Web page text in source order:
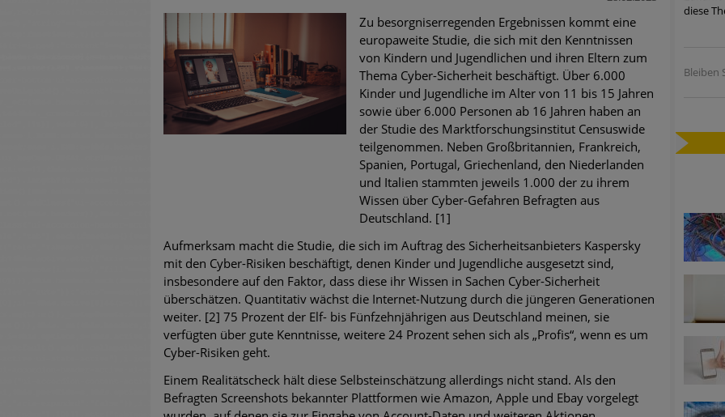
unterschätzen
Weiterentwicklung der HTTP-basierten Cyberangriffe lässt Experten vor
warnen
Phishing-Trend: Führungskräfte im Visier. Was hilft gegen Harpoon
Aktuelle Phishing-Kampagnen mit großen Markennamen – Amazon hat
Fake-Unternehmensprofile auf LinkedIn: Unternehmen und Nutzer im
Cyber Experience Center in Augsburg
Zu besorgniserregenden Ergebnissen kommt eine
europaweite Studie, die sich mit den Kenntnissen
von Kindern und Jugendlichen und ihren Eltern zum
Thema Cyber-Sicherheit beschäftigt. Über 6.000
Kinder und Jugendliche im Alter von 11 bis 15 Jahren
sowie über 6.000 Personen ab 16 Jahren haben an
der Studie des Marktforschungsinstitut Censuswide
teilgenommen. Neben Großbritannien, Frankreich,
Spanien, Portugal, Griechenland, den Niederlanden
und Italien stammten jeweils 1.000 der zu ihrem
Wissen über Cyber-Gefahren Befragten aus
Deutschland. [1]
Aufmerksam macht die Studie, die sich im Auftrag des Sicherheitsanbieters Kaspersky
mit den Cyber-Risiken beschäftigt, denen Kinder und Jugendliche ausgesetzt sind,
insbesondere auf den Faktor, dass diese ihr Wissen in Sachen Cyber-Sicherheit
überschätzen. Quantitativ wächst die Internet-Nutzung durch die jüngeren Generationen
weiter. [2] 75 Prozent der Elf- bis Fünfzehnjährigen aus Deutschland meinen, sie
verfügten über gute Kenntnisse, weitere 24 Prozent sehen sich als „Profis“, wenn es um
Cyber-Risiken geht.
Einem Realitätscheck hält diese Selbsteinschätzung allerdings nicht stand. Als den
Befragten Screenshots bekannter Plattformen wie Amazon, Apple und Ebay vorgelegt
diese
Bleiben